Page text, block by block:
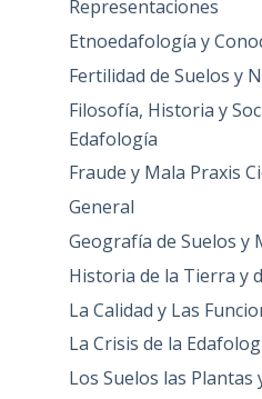
Representaciones
Etnoedafología y
Fertilidad de Suelos y
Filosofía, Historia y
Edafología
Fraude y Mala Praxis
General
Geografía de Suelos y
Historia de la Tierra y
La Calidad y Las
La Crisis de la
Los Suelos las Plantas